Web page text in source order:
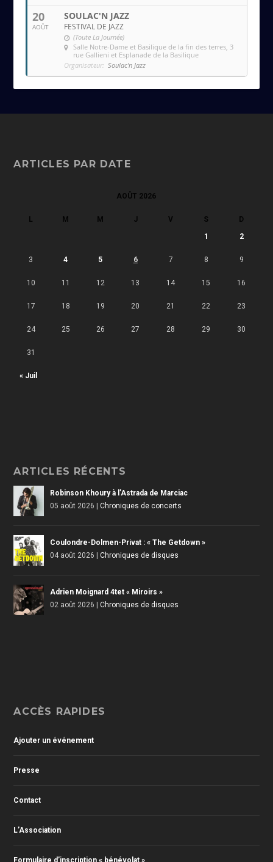
20
AOÛT
SOULAC'N JAZZ
FESTIVAL DE JAZZ
(Toute La Journée)
Salle Notre-Dame et Basilique de la fin des terres , 3
rue Gallieni et Esplanade de la Basilique
Organisateur: Soulac'n Jazz
ARTICLES PAR DATE
AOÛT 2026
L M M J V S D
« Juil
1 2
3 4 5 6 7 8 9
10 11 12 13 14 15 16
17 18 19 20 21 22 23
24 25 26 27 28 29 30
31
ARTICLES RÉCENTS
Robinson Khoury à l’Astrada de Marciac
05 août 2026 |Chroniques de concerts
Coulondre-Dolmen-Privat : « The Getdown »
04 août 2026 |Chroniques de disques
Adrien Moignard 4tet « Miroirs »
02 août 2026 |Chroniques de disques
ACCÈS RAPIDES
Ajouter un événement
Presse
Contact
L’Association
Formulaire d’inscription « bénévolat »